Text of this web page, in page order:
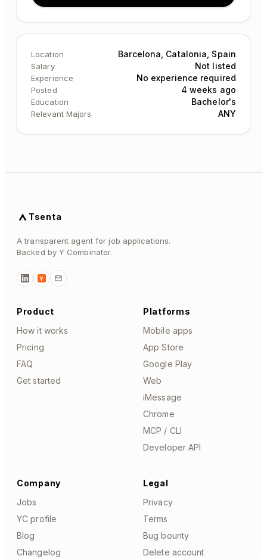
Location Barcelona, Catalonia, Spain
Salary Not listed
Experience No experience required
Posted 4 weeks ago
Education Bachelor's
Relevant Majors ANY
Tsenta
A transparent agent for job applications.
Backed by Y Combinator.
Y
Product
How it works
Pricing
FAQ
Get started
Platforms
Mobile apps
App Store
Google Play
Web
iMessage
Chrome
MCP / CLI
Developer API
Company
Jobs
YC profile
Blog
Changelog
Legal
Privacy
Terms
Bug bounty
Delete account